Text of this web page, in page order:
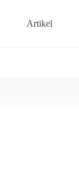
Artikel